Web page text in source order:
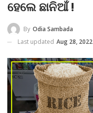
ହେଲେ ଛାନିଆଁ !
By Odia Sambada
Last updated Aug 28, 2022